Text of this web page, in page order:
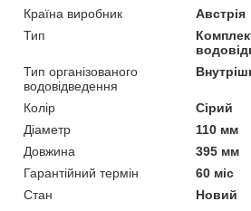
Країна виробник
Австрія
Тип
Тип організованого
водовідведення
Колір
Сірий
Діаметр
110 мм
Довжина
395 мм
Гарантійний термін
60 міс
Стан
Новий